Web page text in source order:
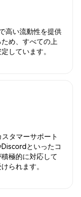
高い流動性を提供
め、すべての上
しています。
タマーサポート
といったコ
極的に対応して
られます。